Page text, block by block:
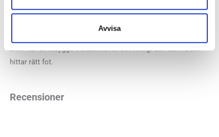
Avvisa
modeller och används för arbete, fritid och sport.Den
skor har en inbyggd instabilitet är det viktigt att rätt modell
hittar rätt fot.
Recensioner